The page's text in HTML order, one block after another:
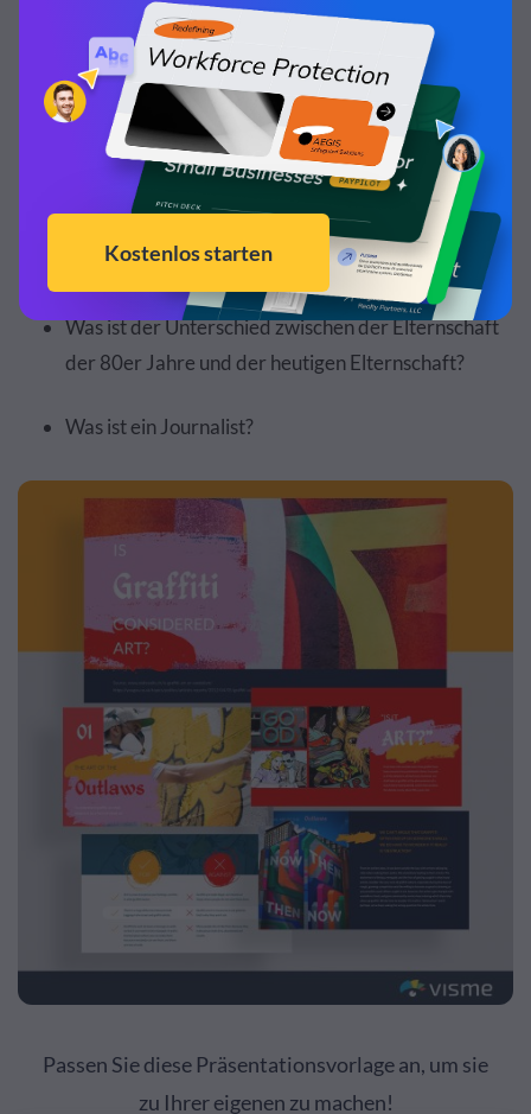
Black Hat Hacking?
Wer ist der Künstler, der früher als Prince bekannt
Warum ist Yoga so beliebt?
Was ist Kunsttherapie?
Was ist der Unterschied zwischen der Elternschaft
der 80er Jahre und der heutigen Elternschaft?
Was ist ein Journalist?
Passen Sie diese Präsentationsvorlage an, um sie
zu Ihrer eigenen zu machen!